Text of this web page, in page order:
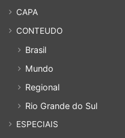
CAPA
CONTEUDO
Brasil
Mundo
Regional
Rio Grande do Sul
ESPECIAIS